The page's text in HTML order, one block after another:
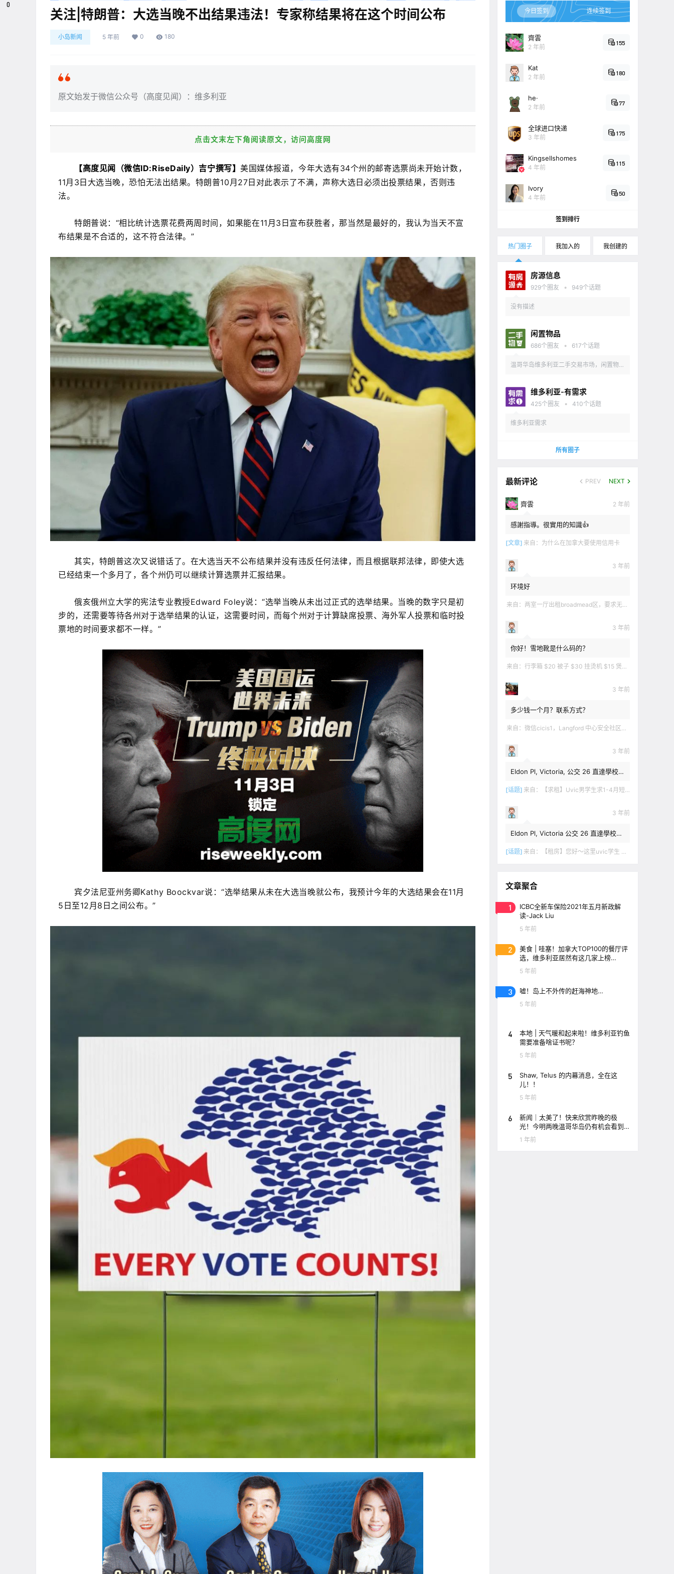
关注|特朗普：大选当晚不出结果违法！专家称结果将在这个时间公布
小岛新闻 5 年前 0 180
原文始发于微信公众号（高度见闻）：维多利亚
点击文末左下角阅读原文，访问高度网
【高度见闻 （微信ID:RiseDaily）吉宁撰写】美国媒体报道，今年大选有34个州的邮寄选票尚未开始计数，
11月3日大选当晚，恐怕无法出结果。 特朗普10月27日对此表示了不满，声称大选日必须出投票结果，否则违
法。
特朗普说：“相比统计选票花费两周时间，如果能在11月3日宣布获胜者，那当然是最好的，我认为当天不宣
布结果是不合适的，这不符合法律。”
其实，特朗普这次又说错话了。在大选当天不公布结果并没有违反任何法律，而且根据联邦法律，即使大选
已经结束一个多月了，各个州仍可以继续计算选票并汇报结果。
俄亥俄州立大学的宪法专业教授Edward Foley说：“选举当晚从未出过正式的选举结果。当晚的数字只是初
步的，还需要等待各州对于选举结果的认证，这需要时间，而每个州对于计算缺席投票、海外军人投票和临时投
票地的时间要求都不一样。”
宾夕法尼亚州务卿Kathy Boockvar说：“选举结果从未在大选当晚就公布，我预计今年的大选结果会在11月
5日至12月8日之间公布。”
0
今日签到 连续签到
齊雲
2 年前
155
Kat
2 年前
180
he·
2 年前
77
全球进口快递
3 年前
175
Kingsellshomes
4 年前
115
Ivory
4 年前
50
签到排行
热门圈子 我加入的 我创建的
房源信息
929个圈友 • 949个话题
没有描述
闲置物品
686个圈友 • 617个话题
温哥华岛维多利亚二手交易市场，闲置物品
维多利亚-有需求
425个圈友 • 410个话题
维多利亚需求
所有圈子
最新评论 PREV NEXT
齊雲 2 年前
感謝指導。很實用的知識👍
[文章] 来自： 为什么在加拿大要使用信用卡
3 年前
环境好
来自： 两室一厅出租broadmead区，要求无烟无宠无麻无party，租金2200不包水电有意短信联系2508858496
3 年前
你好！雪地靴是什么码的？
来自： 行李箱 $20 被子 $30 挂烫机 $15 煲汤锅 $5 华夫饼机 $5 衣服 $5 雪地靴 $10 滑雪手套 $10 宜家衣物收纳 .
3 年前
多少钱一个月？联系方式？
来自： 微信cicis1，Langford 中心安全社区完全独立平地出入一室一厅一书房步行5分钟到公车站和商业圈 有后花园和.
3 年前
Eldon Pl, Victoria, 公交 26 直達學校，
[话题] 来自： 【求租】Uvic男学生求1-4月短租
3 年前
Eldon Pl, Victoria 公交 26 直達學校，
[话题] 来自： 【租房】您好～这里uvic学生 明年1月份开始 希望找个独立出入的 爱干净 谢谢！
文章聚合
1
ICBC全新车保险2021年五月新政解
读-Jack Liu
5 年前
2
美食 | 哇塞！加拿大TOP100的餐厅评
选，维多利亚居然有这几家上榜
了！！
5 年前
3 嘘！岛上不外传的赶海神地…
5 年前
4
本地 | 天气暖和起来啦！维多利亚钓鱼
需要准备啥证书呢？
5 年前
5
Shaw, Telus 的内幕消息，全在这
儿！！
5 年前
6
新闻｜太美了！快来欣赏昨晚的极
光！今明两晚温哥华岛仍有机会看到
极光哦！
1 年前